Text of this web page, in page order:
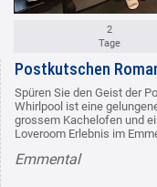
2
Tage
Postkutschen
Spüren Sie den Geist der
Whirlpool ist eine
grossem Kachelofen und
Loveroom Erlebnis im
Emmental